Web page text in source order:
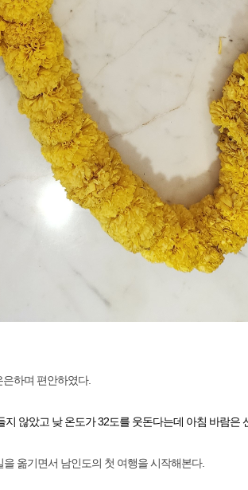
하며 편안하였다.
않았고 낮 온도가 32도를 웃돈다는데 아침 바람은
옮기면서 남인도의 첫 여행을 시작해본다.